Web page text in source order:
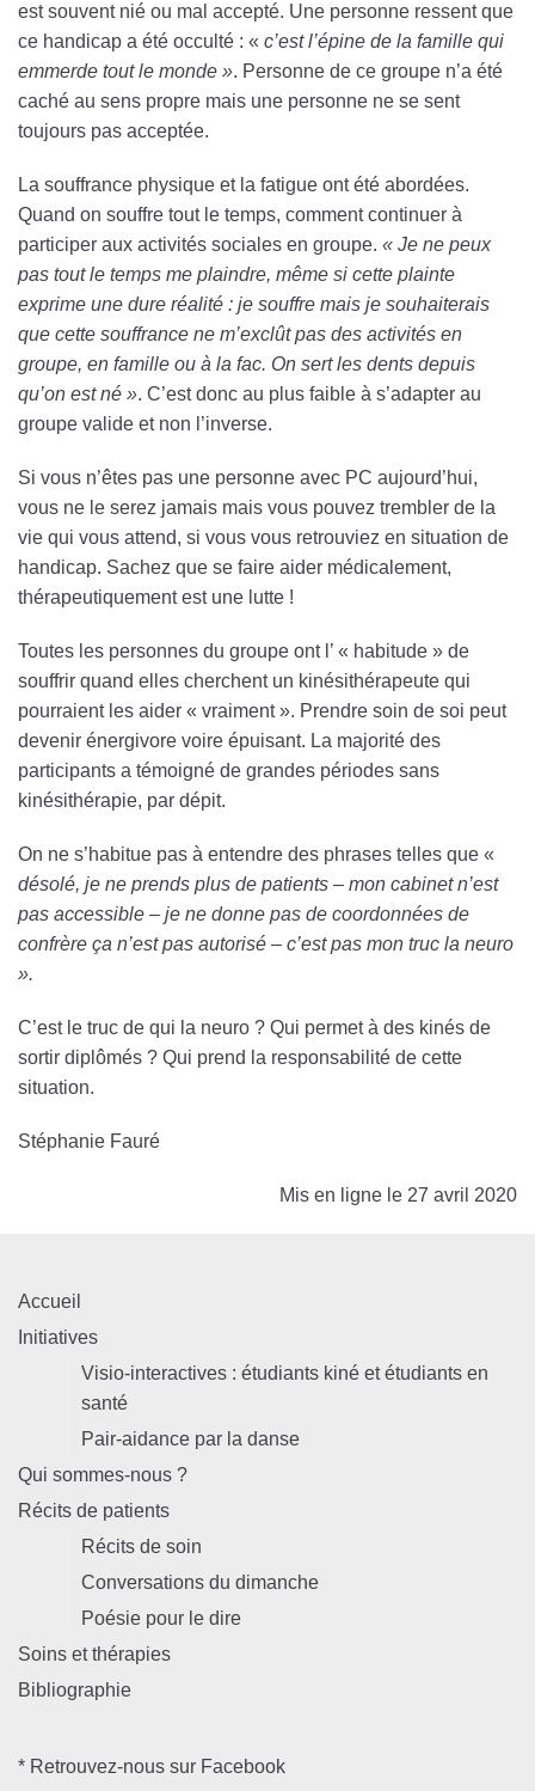
est souvent nié ou mal accepté. Une personne ressent que
ce handicap a été occulté : « c’est l’épine de la famille qui
emmerde tout le monde ». Personne de ce groupe n’a été
caché au sens propre mais une personne ne se sent
toujours pas acceptée.
La souffrance physique et la fatigue ont été abordées.
Quand on souffre tout le temps, comment continuer à
participer aux activités sociales en groupe. « Je ne peux
pas tout le temps me plaindre, même si cette plainte
exprime une dure réalité : je souffre mais je souhaiterais
que cette souffrance ne m’exclût pas des activités en
groupe, en famille ou à la fac. On sert les dents depuis
qu’on est né ». C’est donc au plus faible à s’adapter au
groupe valide et non l’inverse.
Si vous n’êtes pas une personne avec PC aujourd’hui,
vous ne le serez jamais mais vous pouvez trembler de la
vie qui vous attend, si vous vous retrouviez en situation de
handicap. Sachez que se faire aider médicalement,
thérapeutiquement est une lutte !
Toutes les personnes du groupe ont l’ « habitude » de
souffrir quand elles cherchent un kinésithérapeute qui
pourraient les aider « vraiment ». Prendre soin de soi peut
devenir énergivore voire épuisant. La majorité des
participants a témoigné de grandes périodes sans
kinésithérapie, par dépit.
On ne s’habitue pas à entendre des phrases telles que «
désolé, je ne prends plus de patients – mon cabinet n’est
pas accessible – je ne donne pas de coordonnées de
confrère ça n’est pas autorisé – c’est pas mon truc la neuro
».
C’est le truc de qui la neuro ? Qui permet à des kinés de
sortir diplômés ? Qui prend la responsabilité de cette
situation.
Stéphanie Fauré
Mis en ligne le 27 avril 2020
Accueil
Initiatives
Visio-interactives : étudiants kiné et étudiants en
santé
Pair-aidance par la danse
Qui sommes-nous ?
Récits de patients
Récits de soin
Conversations du dimanche
Poésie pour le dire
Soins et thérapies
Bibliographie
* Retrouvez-nous sur Facebook